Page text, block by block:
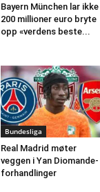
Bayern München lar ikke
200 millioner euro bryte
opp «verdens beste...
Bundesliga
Real Madrid møter
veggen i Yan Diomande-
forhandlinger